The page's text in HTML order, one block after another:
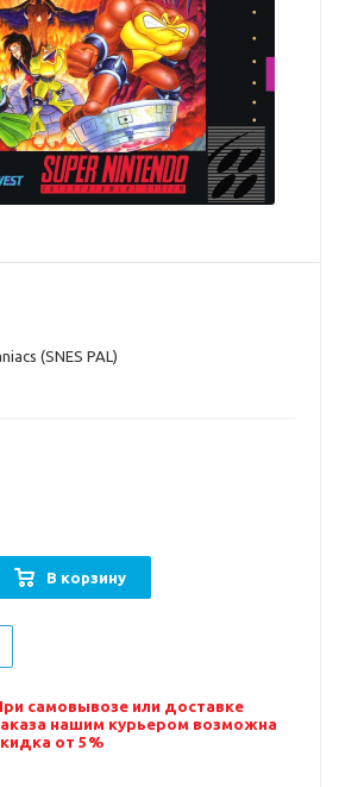
(SNES PAL)
В корзину
самовывозе или доставке
нашим курьером возможна
от 5%